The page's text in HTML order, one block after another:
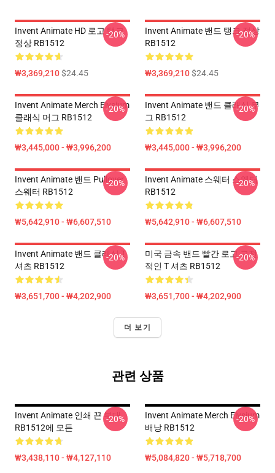
Invent Animate HD 로고 탱크
정상 RB1512
₩3,369,210$24.45
-20%
Invent Animate 밴드 탱크 정상
RB1512
₩3,369,210$24.45
-20%
Invent Animate Merch Elysium
클래식 머그 RB1512
₩3,445,000 - ₩3,996,200
-20%
Invent Animate 밴드 클래식 무
그 RB1512
₩3,445,000 - ₩3,996,200
-20%
Invent Animate 밴드 Pullover
스웨터 RB1512
₩5,642,910 - ₩6,607,510
-20%
Invent Animate 스웨터 스웨터
RB1512
₩5,642,910 - ₩6,607,510
-20%
Invent Animate 밴드 클래식 T
셔츠 RB1512
₩3,651,700 - ₩4,202,900
-20%
미국 금속 밴드 빨간 로고 고전
적인 T 셔츠 RB1512
₩3,651,700 - ₩4,202,900
-20%
더 보기
관련 상품
Invent Animate 인쇄 끈 부대
RB1512에 모든
₩3,438,110 - ₩4,127,110
-20%
Invent Animate Merch Elysium
배낭 RB1512
₩5,084,820 - ₩5,718,700
-20%